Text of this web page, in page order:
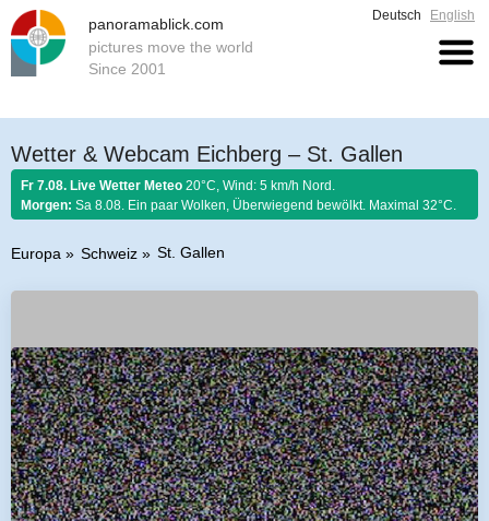
panoramablick.com
pictures move the world
Since 2001
Deutsch English
Wetter & Webcam Eichberg – St. Gallen
Fr 7.08. Live Wetter Meteo 20°C, Wind: 5 km/h Nord.
Morgen: Sa 8.08. Ein paar Wolken, Überwiegend bewölkt. Maximal 32°C.
Europa Schweiz St. Gallen